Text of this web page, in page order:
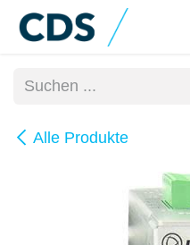
Zum Inhalt springen
Alle Produkte